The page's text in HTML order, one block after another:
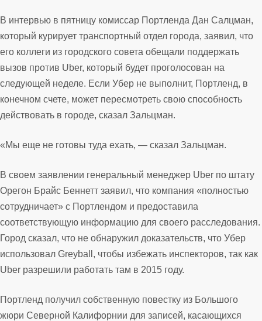
В интервью в пятницу комиссар Портленда Дан Салцман,
который курирует транспортный отдел города, заявил, что
его коллеги из городского совета обещали поддержать
вызов против Uber, который будет проголосован на
следующей неделе. Если Убер не выполнит, Портленд, в
конечном счете, может пересмотреть свою способность
действовать в городе, сказал Зальцман.
«Мы еще не готовы туда ехать, — сказал Зальцман.
В своем заявлении генеральный менеджер Uber по штату
Орегон Брайс Беннетт заявил, что компания «полностью
сотрудничает» с Портлендом и предоставила
соответствующую информацию для своего расследования.
Город сказал, что не обнаружил доказательств, что Убер
использовал Greyball, чтобы избежать инспекторов, так как
Uber разрешили работать там в 2015 году.
Портленд получил собственную повестку из Большого
жюри Северной Калифорнии для записей, касающихся